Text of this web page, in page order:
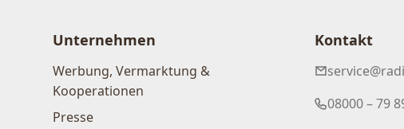
Unternehmen
Werbung, Vermarktung &
Kooperationen
Presse
Kontakt
08000 – 79